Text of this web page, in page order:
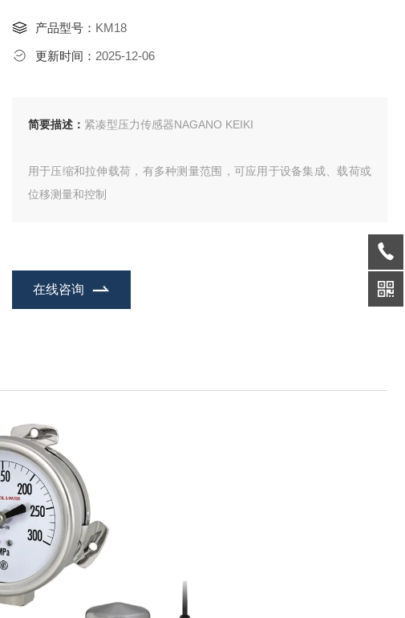
产品型号： KM18
更新时间： 2025-12-06
简要描述： 紧凑型压力传感器NAGANO KEIKI
用于压缩和拉伸载荷，有多种测量范围，可应用于设备集成、载荷或
位移测量和控制
在线咨询